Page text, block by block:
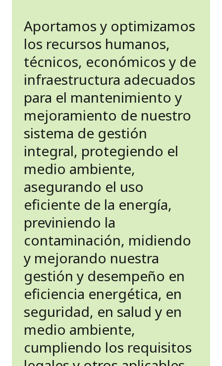
Aportamos y optimizamos
los recursos humanos,
técnicos, económicos y de
infraestructura adecuados
para el mantenimiento y
mejoramiento de nuestro
sistema de gestión
integral, protegiendo el
medio ambiente,
asegurando el uso
eficiente de la energía,
previniendo la
contaminación, midiendo
y mejorando nuestra
gestión y desempeño en
eficiencia energética, en
seguridad, en salud y en
medio ambiente,
cumpliendo los requisitos